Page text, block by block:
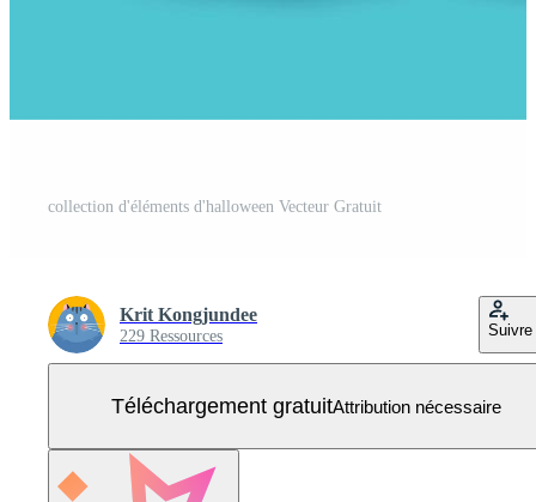
collection d'éléments d'halloween Vecteur Gratuit
Krit Kongjundee
229 Ressources Suivre
Téléchargement gratuitAttribution nécessaire